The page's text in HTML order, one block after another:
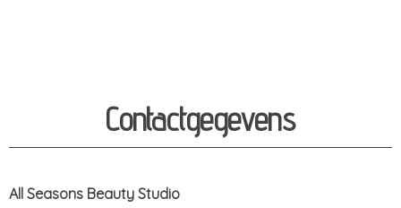
Contactgegevens
All Seasons Beauty Studio